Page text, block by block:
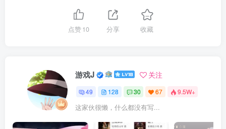
点赞10 分享 收藏
游戏J 关注
49 128 30 67 9.5W+
这家伙很懒，什么都没有写...